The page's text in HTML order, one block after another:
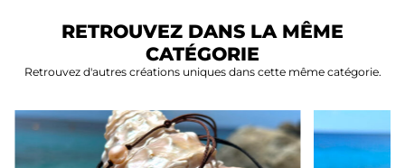
RETROUVEZ DANS LA MÊME
CATÉGORIE
Retrouvez d'autres créations uniques dans cette même catégorie.